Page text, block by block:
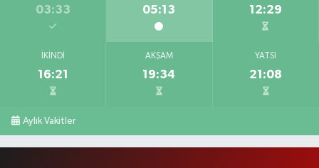
03:33 05:13 12:29
İKINDI
16:21
AKŞAM
19:34
YATSI
21:08
Aylık Vakitler